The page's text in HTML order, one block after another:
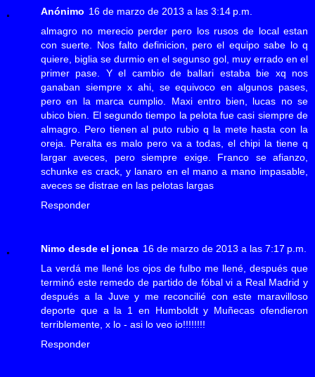
Anónimo 16 de marzo de 2013 a las 3:14 p.m.
almagro no merecio perder pero los rusos de local estan
con suerte. Nos falto definicion, pero el equipo sabe lo q
quiere, biglia se durmio en el segunso gol, muy errado en el
primer pase. Y el cambio de ballari estaba bie xq nos
ganaban siempre x ahi, se equivoco en algunos pases,
pero en la marca cumplio. Maxi entro bien, lucas no se
ubico bien. El segundo tiempo la pelota fue casi siempre de
almagro. Pero tienen al puto rubio q la mete hasta con la
oreja. Peralta es malo pero va a todas, el chipi la tiene q
largar aveces, pero siempre exige. Franco se afianzo,
schunke es crack, y lanaro en el mano a mano impasable,
aveces se distrae en las pelotas largas
Responder
Nimo desde el jonca 16 de marzo de 2013 a las 7:17 p.m.
La verdá me llené los ojos de fulbo me llené, después que
terminó este remedo de partido de fóbal vi a Real Madrid y
después a la Juve y me reconcilié con este maravilloso
deporte que a la 1 en Humboldt y Muñecas ofendieron
terriblemente, x lo - asi lo veo io!!!!!!!!
Responder